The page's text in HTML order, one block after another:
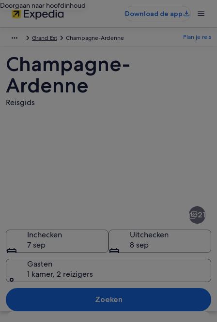
Doorgaan naar hoofdinhoud
Download de app
Grand Est Champagne-Ardenne Plan je reis
Champagne-
Ardenne
Reisgids
Een historisch gebouw met
21
Inchecken
7 sep
Uitchecken
8 sep
Gasten
1 kamer, 2 reizigers
Zoeken